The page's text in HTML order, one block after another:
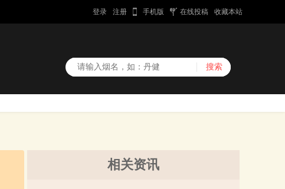
登录 注册 手机版 在线投稿 收藏本站
相关资讯